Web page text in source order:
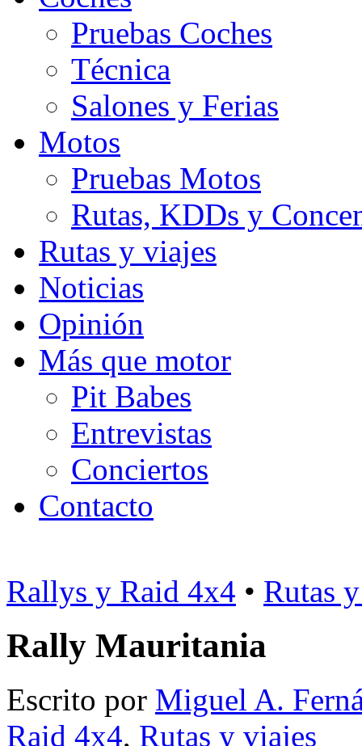
Pruebas Coches
Técnica
Salones y Ferias
Motos
Pruebas Motos
Rutas, KDDs y
Rutas y viajes
Noticias
Opinión
Más que motor
Pit Babes
Entrevistas
Conciertos
Contacto
Rallys y Raid 4x4 • Rutas
Rally Mauritania
Escrito por Miguel A.
Raid 4x4, Rutas y viajes